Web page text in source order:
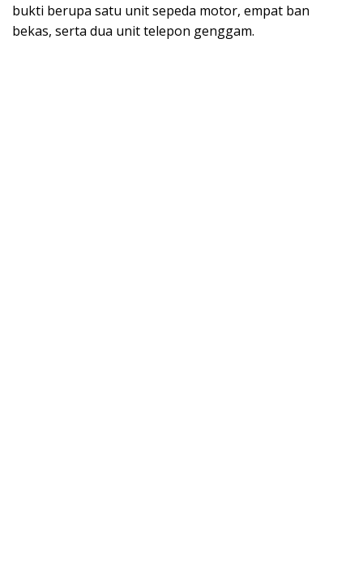
bukti berupa satu unit sepeda motor, empat ban
bekas, serta dua unit telepon genggam.